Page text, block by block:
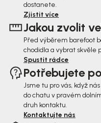
dostanete.
Zjistit více
Jakou zvolit
Před výběrem barefoot
chodidla a vybrat skvěle
Spustit rádce
Potřebujete
Jsme tu pro vás, když
do chatu v pravém
druh kontaktu.
Kontaktujte nás